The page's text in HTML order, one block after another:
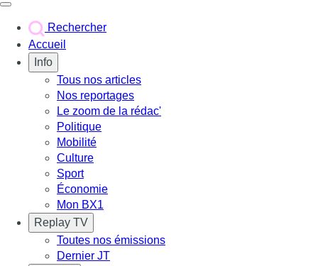
Rechercher
Accueil
Info
Tous nos articles
Nos reportages
Le zoom de la rédac'
Politique
Mobilité
Culture
Sport
Économie
Mon BX1
Replay TV
Toutes nos émissions
Dernier JT